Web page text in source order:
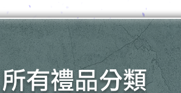
所有禮品分類